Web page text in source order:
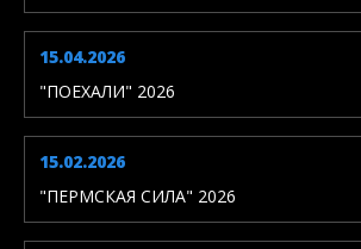
15.04.2026
"ПОЕХАЛИ" 2026
15.02.2026
"ПЕРМСКАЯ СИЛА" 2026